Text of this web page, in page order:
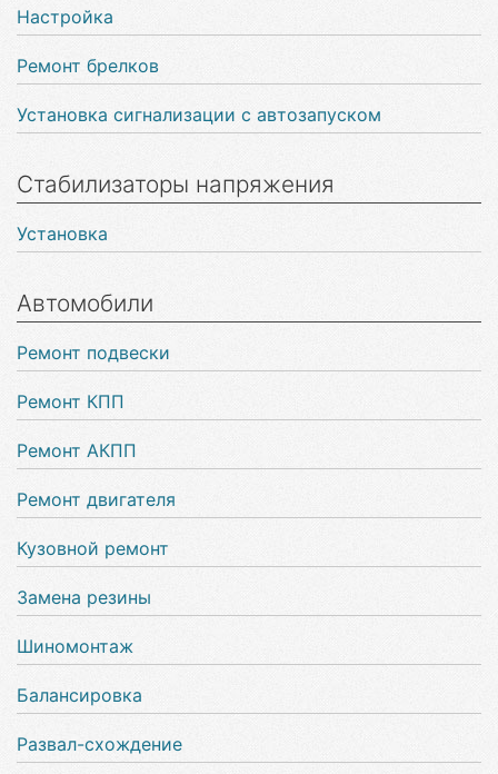
Настройка
Ремонт брелков
Установка сигнализации с автозапуском
Стабилизаторы напряжения
Установка
Автомобили
Ремонт подвески
Ремонт КПП
Ремонт АКПП
Ремонт двигателя
Кузовной ремонт
Замена резины
Шиномонтаж
Балансировка
Развал-схождение